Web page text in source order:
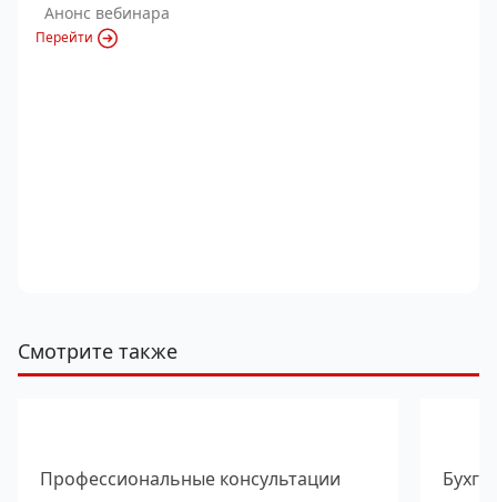
Анонс вебинара
Перейти
Смотрите также
Профессиональные консультации